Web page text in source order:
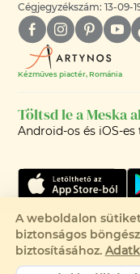
Cégjegyzékszám: 13-09-
Kézműves piactér, Románia
Töltsd le a Meska
Android-os és iOS-
©2008-2026 -
MINDEN JOG
A weboldalon
biztonságos
biztosításához.